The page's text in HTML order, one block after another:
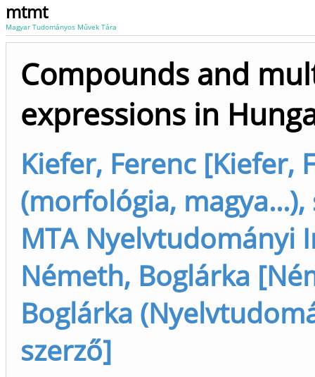
mtmt
Magyar Tudományos Művek Tára
Compounds and
expressions in
Kiefer, Ferenc [Kiefer,
(morfológia, magya...),
MTA Nyelvtudományi
Németh, Boglárka
Boglárka
szerző]